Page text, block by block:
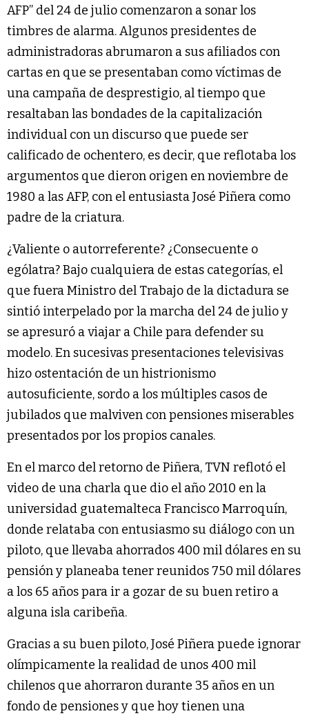
AFP” del 24 de julio comenzaron a sonar los
timbres de alarma. Algunos presidentes de
administradoras abrumaron a sus afiliados con
cartas en que se presentaban como víctimas de
una campaña de desprestigio, al tiempo que
resaltaban las bondades de la capitalización
individual con un discurso que puede ser
calificado de ochentero, es decir, que reflotaba los
argumentos que dieron origen en noviembre de
1980 a las AFP, con el entusiasta José Piñera como
padre de la criatura.
¿Valiente o autorreferente? ¿Consecuente o
ególatra? Bajo cualquiera de estas categorías, el
que fuera Ministro del Trabajo de la dictadura se
sintió interpelado por la marcha del 24 de julio y
se apresuró a viajar a Chile para defender su
modelo. En sucesivas presentaciones televisivas
hizo ostentación de un histrionismo
autosuficiente, sordo a los múltiples casos de
jubilados que malviven con pensiones miserables
presentados por los propios canales.
En el marco del retorno de Piñera, TVN reflotó el
video de una charla que dio el año 2010 en la
universidad guatemalteca Francisco Marroquín,
donde relataba con entusiasmo su diálogo con un
piloto, que llevaba ahorrados 400 mil dólares en su
pensión y planeaba tener reunidos 750 mil dólares
a los 65 años para ir a gozar de su buen retiro a
alguna isla caribeña.
Gracias a su buen piloto, José Piñera puede ignorar
olímpicamente la realidad de unos 400 mil
chilenos que ahorraron durante 35 años en un
fondo de pensiones y que hoy tienen una